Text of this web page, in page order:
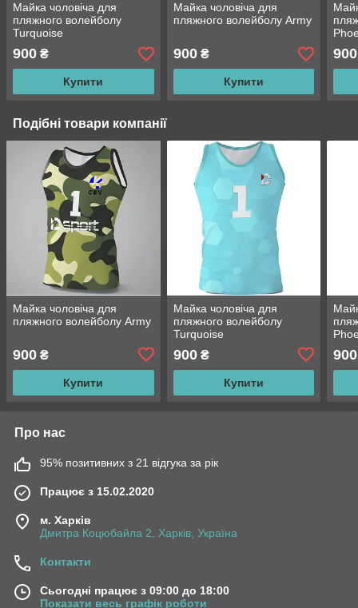
Майка чоловіча для
пляжного волейболу
Turquoise
900 ₴
Купити
Майка чоловіча для
пляжного волейболу Army
900₴
Купити
900
Подібні товари компанії
Майка чоловіча для
пляжного волейболу Army
900 ₴
Купити
Майка чоловіча для
пляжного волейболу
Turquoise
900₴
Купити
900
Про нас
95% позитивних з 21 відгука за рік
Працює з 15.02.2020
м. Харків
Дмитра Коцюбайла 2, Харків, Україна
Контакти
Сьогодні працює з 09:00 до 18:00
Показати весь графік роботи